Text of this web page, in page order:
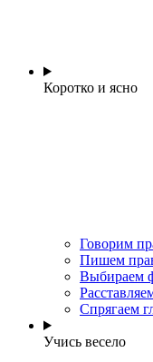
Коротко и ясно
Говорим
Пишем
Выбираем
Спрягаем
Учись весело